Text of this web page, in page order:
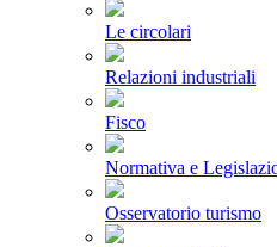
Le circolari
Relazioni industriali
Fisco
Normativa e
Osservatorio turismo